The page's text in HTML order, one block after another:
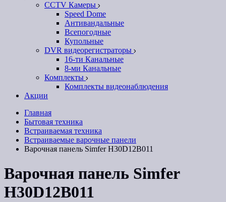
CCTV Камеры
Speed Dome
Антивандальные
Всепогодные
Купольные
DVR видеорегистраторы
16-ти Канальные
8-ми Канальные
Комплекты
Комплекты видеонаблюдения
Акции
Главная
Бытовая техника
Встраиваемая техника
Встраиваемые варочные панели
Варочная панель Simfer H30D12B011
Варочная панель Simfer
H30D12B011